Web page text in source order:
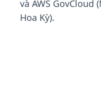
và AWS GovCloud
Hoa Kỳ).